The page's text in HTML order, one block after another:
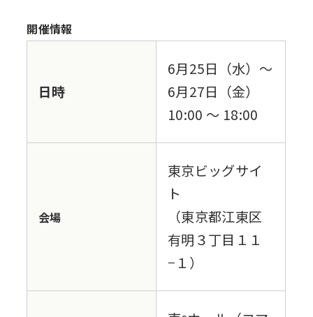
開催情報
日時
6月25日（水）～
6月27日（金）
10:00 ～ 18:00
会場
東京ビッグサイ
ト
（東京都江東区
有明３丁目１１
−１）